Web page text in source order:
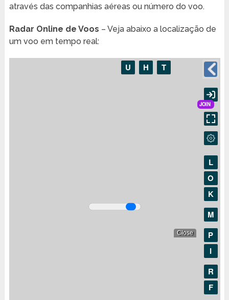
através das companhias aéreas ou número do voo.
Radar Online de Voos – Veja abaixo a localização de
um voo em tempo real: